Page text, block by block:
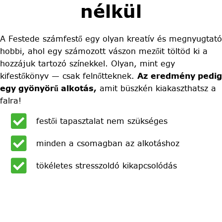
nélkül
A Festede számfestő egy olyan kreatív és megnyugtató
hobbi, ahol egy számozott vászon mezőit töltöd ki a
hozzájuk tartozó színekkel. Olyan, mint egy
kifestőkönyv — csak felnőtteknek. Az eredmény pedig
egy gyönyörű alkotás, amit büszkén kiakaszthatsz a
falra!
festői tapasztalat nem szükséges
minden a csomagban az alkotáshoz
tökéletes stresszoldó kikapcsolódás